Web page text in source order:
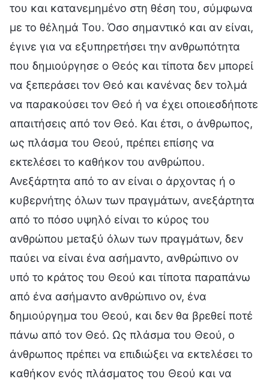
του και κατανεμημένο στη θέση του, σύμφωνα
με το θέλημά Του. Όσο σημαντικό και αν είναι,
έγινε για να εξυπηρετήσει την ανθρωπότητα
που δημιούργησε ο Θεός και τίποτα δεν μπορεί
να ξεπεράσει τον Θεό και κανένας δεν τολμά
να παρακούσει τον Θεό ή να έχει οποιεσδήποτε
απαιτήσεις από τον Θεό. Και έτσι, ο άνθρωπος,
ως πλάσμα του Θεού, πρέπει επίσης να
εκτελέσει το καθήκον του ανθρώπου.
Ανεξάρτητα από το αν είναι ο άρχοντας ή ο
κυβερνήτης όλων των πραγμάτων, ανεξάρτητα
από το πόσο υψηλό είναι το κύρος του
ανθρώπου μεταξύ όλων των πραγμάτων, δεν
παύει να είναι ένα ασήμαντο, ανθρώπινο ον
υπό το κράτος του Θεού και τίποτα παραπάνω
από ένα ασήμαντο ανθρώπινο ον, ένα
δημιούργημα του Θεού, και δεν θα βρεθεί ποτέ
πάνω από τον Θεό. Ως πλάσμα του Θεού, ο
άνθρωπος πρέπει να επιδιώξει να εκτελέσει το
καθήκον ενός πλάσματος του Θεού και να